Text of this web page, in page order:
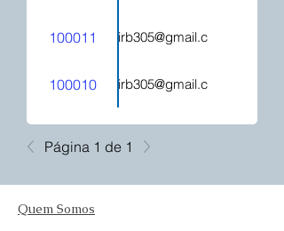
100011 kelirb305@gmail.com
100010 kelirb305@gmail.com
Página 1 de 1
Quem Somos